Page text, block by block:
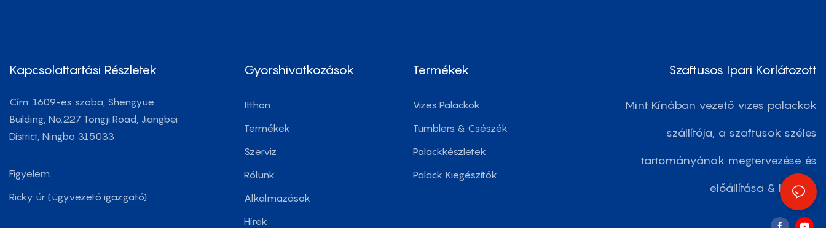
Kapcsolattartási Részletek
Cím: 1609-es szoba, Shengyue
Building, No.227 Tongji Road, Jiangbei
District, Ningbo 315033
Figyelem:
Ricky úr (ügyvezető igazgató)
Gyorshivatkozások
Itthon
Termékek
Szerviz
Rólunk
Alkalmazások
Hírek
Termékek
Vizes Palackok
Tumblers & Csészék
Palackkészletek
Palack Kiegészítők
Szaftusos Ipari Korlátozott
Mint Kínában vezető vizes palackok
szállítója, a szaftusok széles
tartományának megtervezése és
előállítása & Italkák.